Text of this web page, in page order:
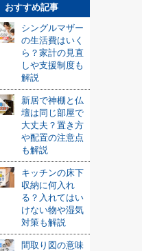
おすすめ記事
シングルマザー
の生活費はいく
ら？家計の見直
しや支援制度も
解説
新居で神棚と仏
壇は同じ部屋で
大丈夫？置き方
や配置の注意点
も解説
キッチンの床下
収納に何入れ
る？入れてはい
けない物や湿気
対策も解説
間取り図の意味